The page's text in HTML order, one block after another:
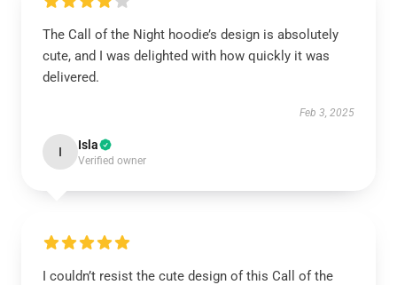
The Call of the Night hoodie’s design is absolutely
cute, and I was delighted with how quickly it was
delivered.
Feb 3, 2025
I Isla
Verified owner
I couldn’t resist the cute design of this Call of the